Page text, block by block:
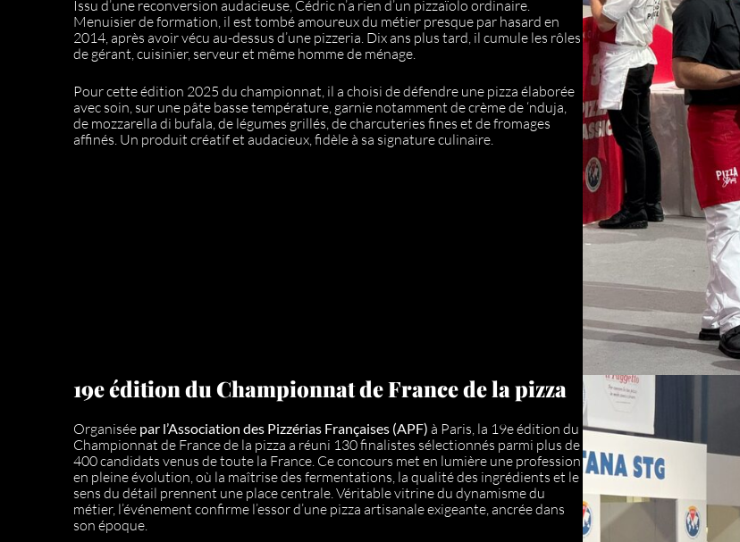
Issu d’une reconversion audacieuse, Cédric n’a rien d’un pizzaïolo ordinaire.
Menuisier de formation, il est tombé amoureux du métier presque par hasard en
2014, après avoir vécu au-dessus d’une pizzeria. Dix ans plus tard, il cumule les rôles
de gérant, cuisinier, serveur et même homme de ménage.
Pour cette édition 2025 du championnat, il a choisi de défendre une pizza élaborée
avec soin, sur une pâte basse température, garnie notamment de crème de ‘nduja,
de mozzarella di bufala, de légumes grillés, de charcuteries fines et de fromages
affinés. Un produit créatif et audacieux, fidèle à sa signature culinaire.
19e édition du Championnat de France de la pizza
Organisée par l’Association des Pizzérias Françaises (APF) à Paris, la 19e édition du
Championnat de France de la pizza a réuni 130 finalistes sélectionnés parmi plus de
400 candidats venus de toute la France. Ce concours met en lumière une profession
en pleine évolution, où la maîtrise des fermentations, la qualité des ingrédients et le
sens du détail prennent une place centrale. Véritable vitrine du dynamisme du
métier, l’événement confirme l’essor d’une pizza artisanale exigeante, ancrée dans
son époque.